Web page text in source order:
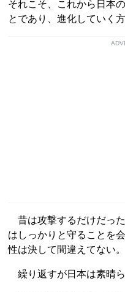
それこそ、これから日本
とであり、進化していく
昔は攻撃するだけだっ
はしっかりと守ることを
性は決して間違えてない。
繰り返すが日本は素晴ら